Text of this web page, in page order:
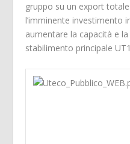
gruppo su un export
l’imminente investimento
aumentare la capacità e
stabilimento principale